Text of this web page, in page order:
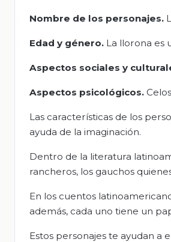
Nombre de los personajes.
Edad y género. La llorona es
Aspectos sociales y
Aspectos psicológicos.
Las características de los
ayuda de la imaginación.
Dentro de la literatura
rancheros, los gauchos
En los cuentos
además, cada uno tiene un
Estos personajes te ayudan a